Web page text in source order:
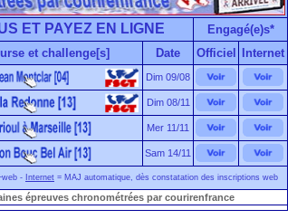
ET PAYEZ EN LIGNE
Engagé(e)s*
et challenge[s]
Date Officiel Internet
Dim 09/08
Dim 08/11
Mer 11/11
Sam 14/11
- Internet = MAJ automatique, dès constatation des inscriptions web
épreuves chronométrées par courirenfrance